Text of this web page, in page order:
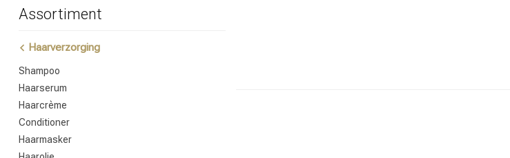
Assortiment
Haarverzorging
Shampoo
Haarserum
Haarcrème
Conditioner
Haarmasker